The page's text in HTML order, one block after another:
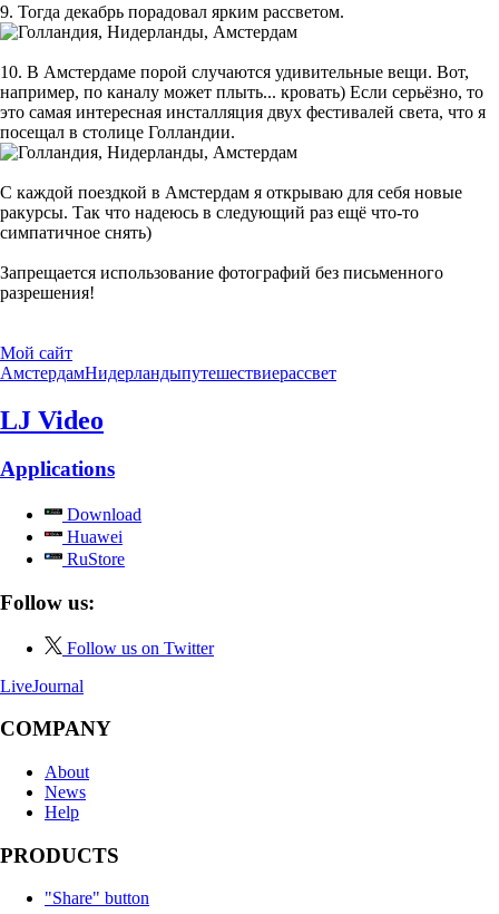
9. Тогда декабрь порадовал ярким рассветом.
10. В Амстердаме порой случаются удивительные вещи. Вот,
например, по каналу может плыть... кровать) Если серьёзно, то
это самая интересная инсталляция двух фестивалей света, что я
посещал в столице Голландии.
С каждой поездкой в Амстердам я открываю для себя новые
ракурсы. Так что надеюсь в следующий раз ещё что-то
симпатичное снять)
Запрещается использование фотографий без письменного
разрешения!
Мой сайт
АмстердамНидерландыпутешествиерассвет
LJ Video
Applications
Download
Huawei
RuStore
Follow us:
Follow us on Twitter
LiveJournal
COMPANY
About
News
Help
PRODUCTS
"Share" button